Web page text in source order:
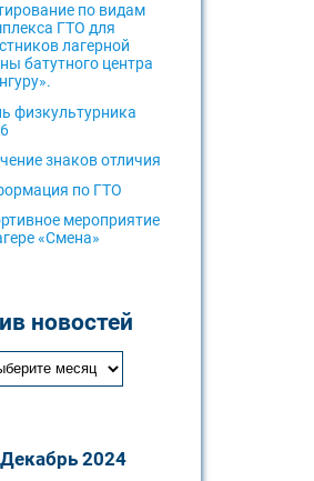
по видам
ГТО для
лагерной
батутного центра
физкультурника
знаков отличия
по ГТО
мероприятие
«Смена»
новостей
Декабрь 2024